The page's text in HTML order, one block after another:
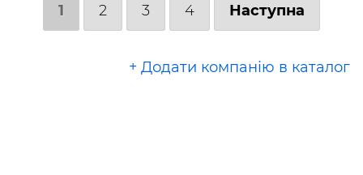
1 2 3 4 Наступна
+ Додати компанію в каталог